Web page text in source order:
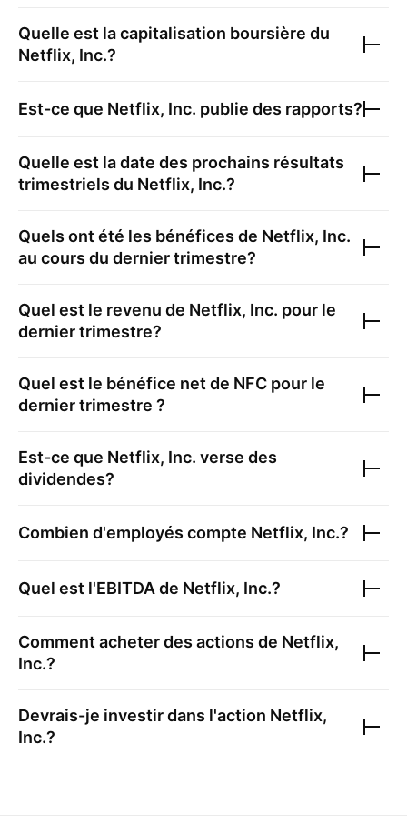
Quelle est la capitalisation boursière du
Netflix, Inc.?
Est-ce que Netflix, Inc. publie des rapports?
Quelle est la date des prochains résultats
trimestriels du Netflix, Inc.?
Quels ont été les bénéfices de Netflix, Inc.
au cours du dernier trimestre?
Quel est le revenu de Netflix, Inc. pour le
dernier trimestre?
Quel est le bénéfice net de NFC pour le
dernier trimestre ?
Est-ce que Netflix, Inc. verse des
dividendes?
Combien d'employés compte Netflix, Inc.?
Quel est l'EBITDA de Netflix, Inc.?
Comment acheter des actions de Netflix,
Inc.?
Devrais-je investir dans l'action Netflix,
Inc.?